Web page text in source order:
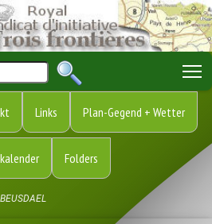
Links Plan-Gegend + Wetter
Folders